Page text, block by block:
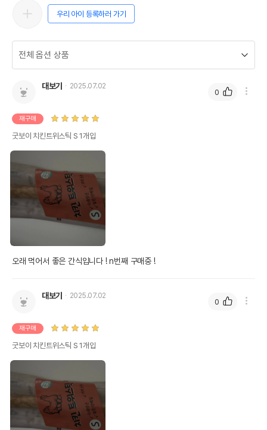
우리 아이 등록하러 가기
대보기 2025.07.02
재구매
굿보이 치킨트위스틱 S 1개입
오래 먹어서 좋은 간식입니다 ! n번째 구매중 !
0
대보기 2025.07.02
재구매
굿보이 치킨트위스틱 S 1개입
0